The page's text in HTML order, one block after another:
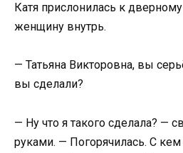
Катя прислонилась к
женщину внутрь.
— Татьяна Викторовна, вы
вы сделали?
— Ну что я такого сделала? —
руками. — Погорячилась. С